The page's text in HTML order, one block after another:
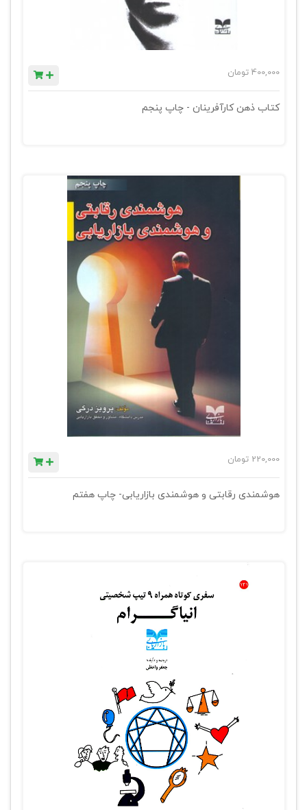
400,000 تومان
کتاب ذهن کارآفرینان - چاپ پنجم
220,000 تومان
هوشمندی رقابتی و هوشمندی بازاریابی- چاپ هفتم